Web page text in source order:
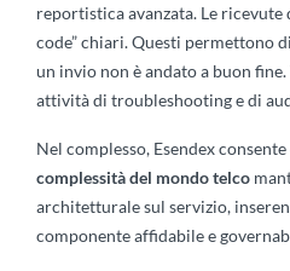
reportistica avanzata. Le
code” chiari. Questi permettono
un invio non è andato a buon
attività di troubleshooting e di
Nel complesso, Esendex consente
complessità del mondo telco
architetturale sul servizio,
componente affidabile e